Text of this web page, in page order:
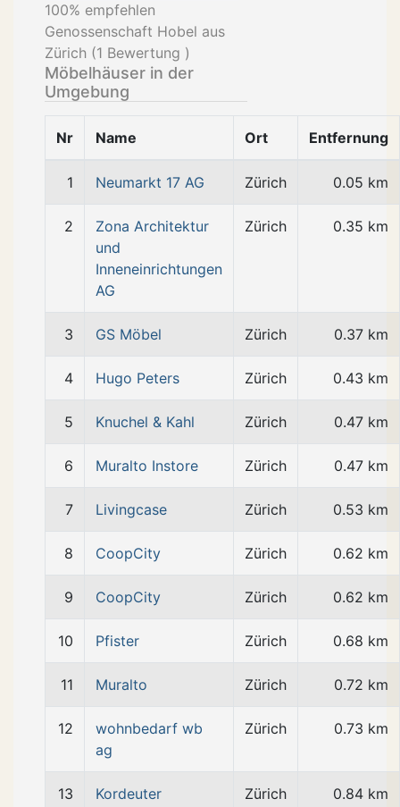
100% empfehlen
Genossenschaft Hobel aus
Zürich (1 Bewertung )
Möbelhäuser in der
Umgebung
Nr Name Ort Entfernung
1 Neumarkt 17 AG Zürich 0.05 km
2
Zona Architektur
und
Inneneinrichtungen
AG
Zürich 0.35 km
3 GS Möbel Zürich 0.37 km
4 Hugo Peters Zürich 0.43 km
5 Knuchel & Kahl Zürich 0.47 km
6 Muralto Instore Zürich 0.47 km
7 Livingcase Zürich 0.53 km
8 CoopCity Zürich 0.62 km
9 CoopCity Zürich 0.62 km
10 Pfister Zürich 0.68 km
11 Muralto Zürich 0.72 km
12
wohnbedarf wb
ag
Zürich 0.73 km
13 Kordeuter Zürich 0.84 km